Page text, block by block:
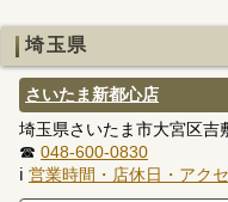
埼玉県
さいたま新都心店
埼玉県さいたま市大宮区
☎ 048-600-0830
ℹ 営業時間・店休日・アク